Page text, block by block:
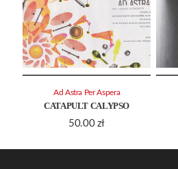
CATAPULT CALYPSO
50.00 zł
Ad Astra Per Aspera